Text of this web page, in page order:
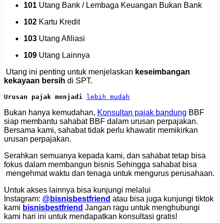
101 Utang Bank / Lembaga Keuangan Bukan Bank
102 Kartu Kredit
103 Utang Afiliasi
109 Utang Lainnya
Utang ini penting untuk menjelaskan keseimbangan
kekayaan bersih di SPT.
Urusan pajak menjadi lebih mudah
Bukan hanya kemudahan, Konsultan pajak bandung BBF
siap membantu sahabat BBF dalam urusan perpajakan.
Bersama kami, sahabat tidak perlu khawatir memikirkan
urusan perpajakan.
Serahkan semuanya kepada kami, dan sahabat tetap bisa
fokus dalam membangun bisnis Sehingga sahabat bisa
mengehmat waktu dan tenaga untuk mengurus perusahaan.
Untuk akses lainnya bisa kunjungi melalui
Instagram: @bisnisbestfriend atau bisa juga kunjungi tiktok
kami bisnisbestfriend Jangan ragu untuk menghubungi
kami hari ini untuk mendapatkan konsultasi gratis!